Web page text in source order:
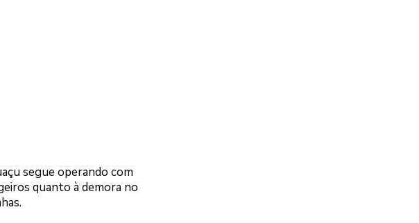
segue operando com
quanto à demora no